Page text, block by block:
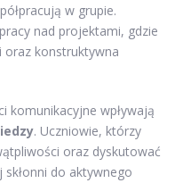
w grupie.
nad projektami, gdzie
oraz konstruktywna
komunikacyjne wpływają
. Uczniowie, którzy
oraz dyskutować
do aktywnego